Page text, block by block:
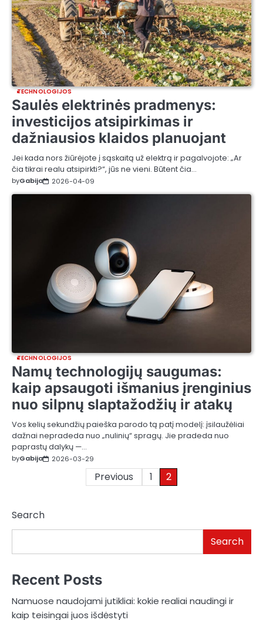
TECHNOLOGIJOS
Saulės elektrinės pradmenys:
investicijos atsipirkimas ir
dažniausios klaidos planuojant
Jei kada nors žiūrėjote į sąskaitą už elektrą ir pagalvojote: „Ar
čia tikrai realu atsipirkti?“, jūs ne vieni. Būtent čia…
byGabija 2026-04-09
TECHNOLOGIJOS
Namų technologijų saugumas:
kaip apsaugoti išmanius įrenginius
nuo silpnų slaptažodžių ir atakų
Vos kelių sekundžių paieška parodo tą patį modelį: įsilaužėliai
dažnai nepradeda nuo „nulinių“ spragų. Jie pradeda nuo
paprastų dalykų —…
byGabija 2026-03-29
Previous 1 2
Search
Search
Recent Posts
Namuose naudojami jutikliai: kokie realiai naudingi ir
kaip teisingai juos išdėstyti